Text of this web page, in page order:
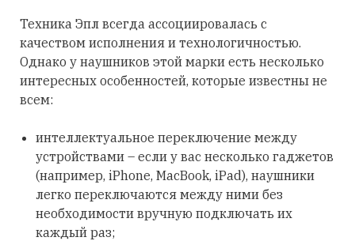
Техника Эпл всегда ассоциировалась с
качеством исполнения и технологичностью.
Однако у наушников этой марки есть несколько
интересных особенностей, которые известны не
всем:
интеллектуальное переключение между
устройствами – если у вас несколько гаджетов
(например, iPhone, MacBook, iPad), наушники
легко переключаются между ними без
необходимости вручную подключать их
каждый раз;